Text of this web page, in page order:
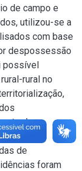
de campo e
utilizou-se a
com base
despossessão
possível
rural no
o
de
de
foram